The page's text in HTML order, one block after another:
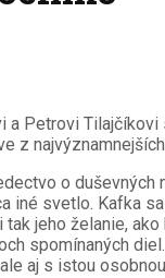
a Petrovi
z
o duševných
iné svetlo. Kafka
tak jeho želanie,
spomínaných
aj s istou